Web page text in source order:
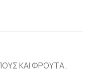
ΚΑΙ ΦΡΟΥΤΑ,